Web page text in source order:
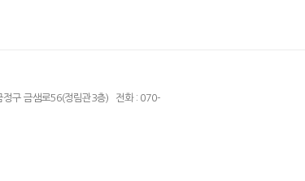
구 금샘로56(정림관3층) 전화 : 070-